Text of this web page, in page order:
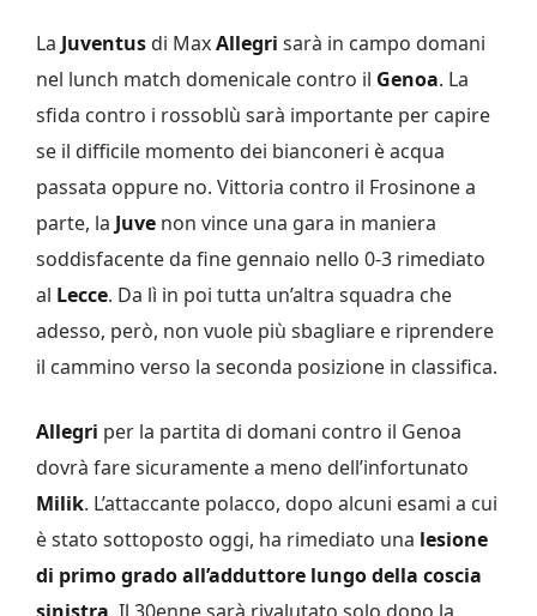
La Juventus di MaxAllegri sarà in campo domani
nel lunch match domenicale contro il Genoa. La
sfida contro i rossoblù sarà importante per capire
se il difficile momento dei bianconeri è acqua
passata oppure no. Vittoria contro il Frosinone a
parte, la Juve non vince una gara in maniera
soddisfacente da fine gennaio nello 0-3 rimediato
al Lecce. Da lì in poi tutta un’altra squadra che
adesso, però, non vuole più sbagliare e riprendere
il cammino verso la seconda posizione in classifica.
Allegri per la partita di domani contro il Genoa
dovrà fare sicuramente a meno dell’infortunato
Milik. L’attaccante polacco, dopo alcuni esami a cui
è stato sottoposto oggi, ha rimediato una lesione
di primo grado all’adduttore lungo della coscia